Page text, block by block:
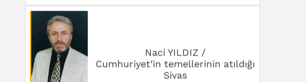
Naci YILDIZ /
Cumhuriyet’in temellerinin atıldığı
Sivas